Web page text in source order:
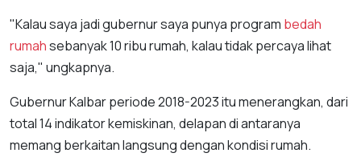
"Kalau saya jadi gubernur saya punya program bedah
rumahsebanyak 10 ribu rumah, kalau tidak percaya lihat
saja," ungkapnya.
Gubernur Kalbar periode 2018-2023 itu menerangkan, dari
total 14 indikator kemiskinan, delapan di antaranya
memang berkaitan langsung dengan kondisi rumah.